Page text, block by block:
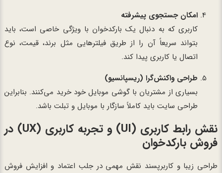
امکان جستجوی پیشرفته
کاربری که به دنبال یک بارکدخوان با ویژگی خاصی است، باید
بتواند سریعاً آن را از طریق فیلترهایی مثل برند، قیمت، نوع
اتصال یا کاربری پیدا کند.
طراحی واکنش‌گرا (ریسپانسیو)
بسیاری از مشتریان با گوشی موبایل خود خرید می‌کنند. بنابراین
طراحی سایت باید کاملاً سازگار با موبایل و تبلت باشد.
نقش رابط کاربری (UI) و تجربه کاربری (UX) در
فروش بارکدخوان
طراحی زیبا و کاربرپسند نقش مهمی در جلب اعتماد و افزایش فروش